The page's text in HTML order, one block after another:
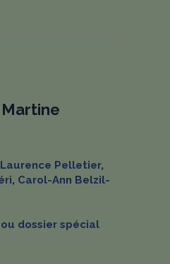
Laurence Pelletier,
, Carol-Ann Belzil-
dossier spécial